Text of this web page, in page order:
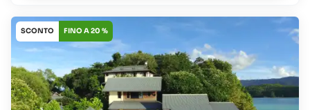
SCONTO FINO A 20 %